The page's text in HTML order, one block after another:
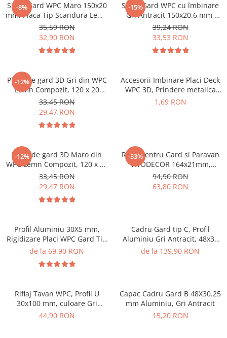
-8%
Sipca Gard WPC Maro 150x20
mm, Placa Tip Scandura Lemn
Compozit 1 ml
35,59 RON
32,90 RON
-15%
Sipca Gard WPC cu îmbinare
Gri Antracit 150x20.6 mm,
Placa Tip Scandura Lemn
Compozit 1 ML
39,24 RON
33,53 RON
-12%
Placă de gard 3D Gri din WPC
Lemn Compozit, 120 x 20
mm,1 ml
33,45 RON
29,47 RON
Accesorii Imbinare Placi Deck
WPC 3D, Prindere metalica
pentru
1,69 RON
-12%
Placă de gard 3D Maro din
WPC Lemn Compozit, 120 x 20
mm,1 ml
33,45 RON
29,47 RON
-33%
Riflaj pentru Gard si Paravan
VIVODECOR 164x21mm,
Lungime 2 m, Riflaj cu Fata
Dubla Gri Antracit din WPC
Lemn Compozit .
94,90 RON
63,80 RON
Profil Aluminiu 30X5 mm,
Rigidizare Placi WPC Gard Tip
L, Lungime 1,46 m
de la 69,90 RON
Cadru Gard tip C, Profil
Aluminiu Gri Antracit, 48x30
mm, Lungime 1.5 m
de la 139,90 RON
Riflaj Tavan WPC, Profil U
30x100 mm, culoare Gri
Antracit, Lungime 2.8m
44,90 RON
Capac Cadru Gard B 48X30.25
mm Aluminiu, Gri Antracit
15,20 RON